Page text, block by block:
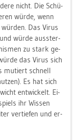
nicht. Die Schü­
würde, wenn
Das Virus
würde aus­ster­
zu stark ge­
das Virus sich
mu­tiert schnell
Es hat sich
ent­wi­ckelt. Ei­
ihr Wis­sen
ver­tie­fen und er­